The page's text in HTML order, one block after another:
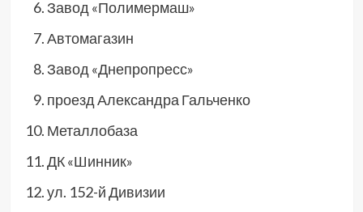
Завод «Полимермаш»
Автомагазин
Завод «Днепропресс»
проезд Александра Гальченко
Металлобаза
ДК «Шинник»
ул. 152-й Дивизии